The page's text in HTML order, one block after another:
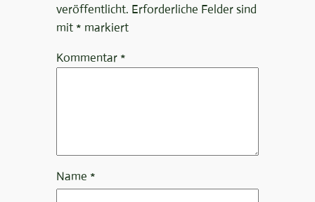
veröffentlicht. Erforderliche Felder sind
mit * markiert
Kommentar *
Name *